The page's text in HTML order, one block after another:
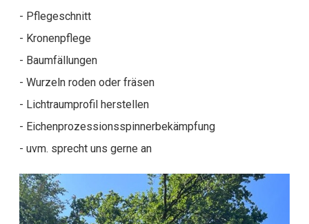
- Pflegeschnitt
- Kronenpflege
- Baumfällungen
- Wurzeln roden oder fräsen
- Lichtraumprofil herstellen
- Eichenprozessionsspinnerbekämpfung
- uvm. sprecht uns gerne an